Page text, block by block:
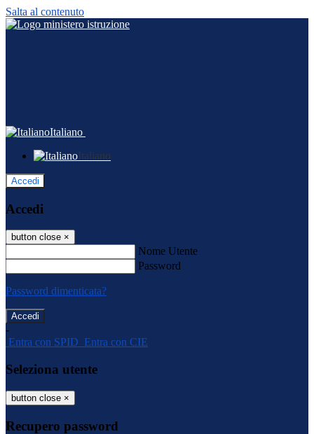
Salta al contenuto
Italiano
Italiano
Accedi
Accedi
button close ×
Nome Utente
Password
Password dimenticata?
-
Entra con SPID Entra con CIE
Seleziona utente
button close ×
Recupero password